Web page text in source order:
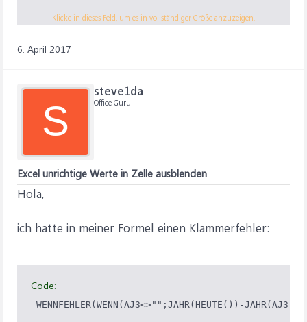
steve1da
Klicke in dieses Feld, um es in vollständiger Größe anzuzeigen.
6. April 2017
S
steve1da
Office Guru
Excel unrichtige Werte in Zelle ausblenden
Hola,
ich hatte in meiner Formel einen Klammerfehler:
Code: